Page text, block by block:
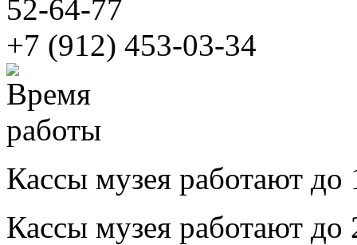
52-64-77
+7 (912) 453-03-34
Кассы музея работают до
Кассы музея работают